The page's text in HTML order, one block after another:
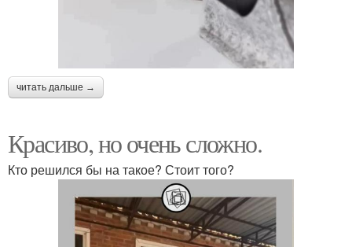
читать дальше →
Красиво, но очень сложно.
Кто решился бы на такое? Стоит того?